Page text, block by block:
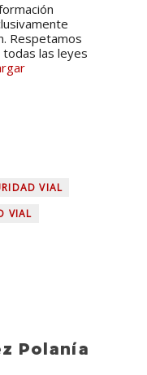
Respetamos
las leyes
VIAL
VIAL
Polanía